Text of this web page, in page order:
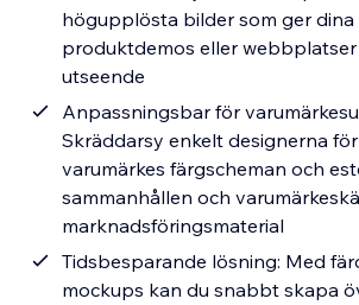
högupplösta bilder som ger
produktdemos eller
utseende
Anpassningsbar för
Skräddarsy enkelt designerna
varumärkes färgscheman och
sammanhållen och
marknadsföringsmaterial
Tidsbesparande lösning: Med
mockups kan du snabbt skapa